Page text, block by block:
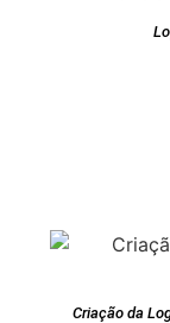
Criação da